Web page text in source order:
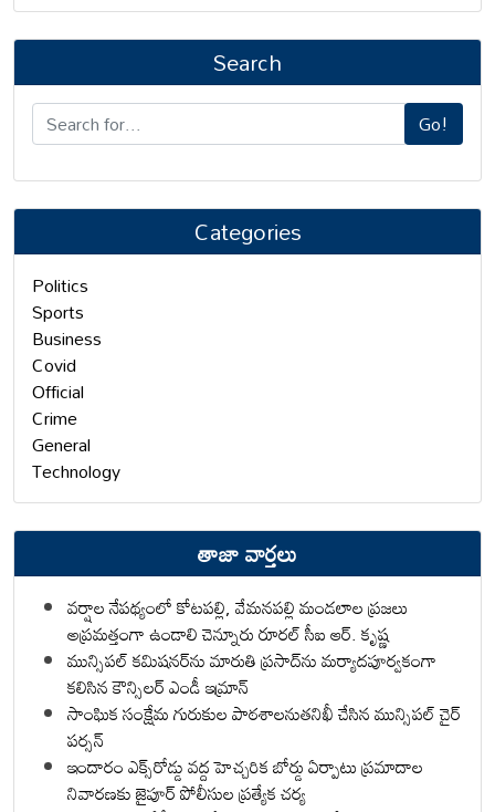
Search
Go!
Categories
Politics
Sports
Business
Covid
Official
Crime
General
Technology
తాజా వార్తలు
వర్షాల నేపథ్యంలో కోటపల్లి, వేమనపల్లి మండలాల ప్రజలు
అప్రమత్తంగా ఉండాలి చెన్నూరు రూరల్ సీఐ ఆర్. కృష్ణ
మున్సిపల్ కమిషనర్‌ను మారుతి ప్రసాద్‌ను మర్యాదపూర్వకంగా
కలిసిన కౌన్సిలర్ ఎండీ ఇమ్రాన్ ​
సాంఘిక సంక్షేమ గురుకుల పాఠశాలనుతనిఖీ చేసిన మున్సిపల్ చైర్
పర్సన్
ఇందారం ఎక్స్‌రోడ్డు వద్ద హెచ్చరిక బోర్డు ఏర్పాటు ప్రమాదాల
నివారణకు జైపూర్ పోలీసుల ప్రత్యేక చర్య